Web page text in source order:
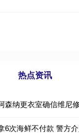
热点资讯